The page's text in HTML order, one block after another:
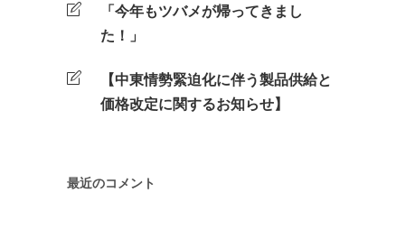
「今年もツバメが帰ってきまし
た！」
【中東情勢緊迫化に伴う製品供給と
価格改定に関するお知らせ】
最近のコメント